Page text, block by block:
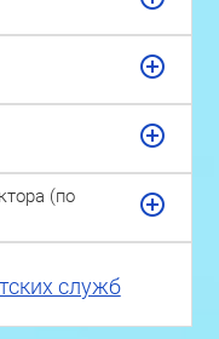
(по
служб